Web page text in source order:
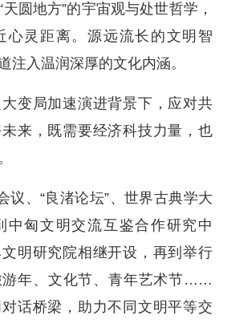
圆地方”的宇宙观与处世哲学，
心灵距离。源远流长的文明智
注入温润深厚的文化内涵。
变局加速演进背景下，应对共
来，既需要经济科技力量，也
议、“良渚论坛”、世界古典学大
中匈文明交流互鉴合作研究中
明研究院相继开设，再到举行
游年、文化节、青年艺术节……
话桥梁，助力不同文明平等交